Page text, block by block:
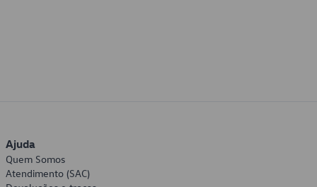
Ajuda
Quem Somos
Atendimento (SAC)